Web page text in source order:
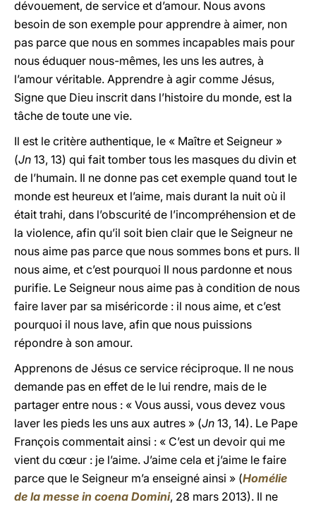
dévouement, de service et d’amour. Nous avons
besoin de son exemple pour apprendre à aimer, non
pas parce que nous en sommes incapables mais pour
nous éduquer nous-mêmes, les uns les autres, à
l’amour véritable. Apprendre à agir comme Jésus,
Signe que Dieu inscrit dans l’histoire du monde, est la
tâche de toute une vie.
Il est le critère authentique, le « Maître et Seigneur »
(Jn 13, 13) qui fait tomber tous les masques du divin et
de l’humain. Il ne donne pas cet exemple quand tout le
monde est heureux et l’aime, mais durant la nuit où il
était trahi, dans l’obscurité de l’incompréhension et de
la violence, afin qu’il soit bien clair que le Seigneur ne
nous aime pas parce que nous sommes bons et purs. Il
nous aime, et c’est pourquoi Il nous pardonne et nous
purifie. Le Seigneur nous aime pas à condition de nous
faire laver par sa miséricorde : il nous aime, et c’est
pourquoi il nous lave, afin que nous puissions
répondre à son amour.
Apprenons de Jésus ce service réciproque. Il ne nous
demande pas en effet de le lui rendre, mais de le
partager entre nous : « Vous aussi, vous devez vous
laver les pieds les uns aux autres » (Jn 13, 14). Le Pape
François commentait ainsi : « C’est un devoir qui me
vient du cœur : je l’aime. J’aime cela et j’aime le faire
parce que le Seigneur m’a enseigné ainsi » (Homélie
de la messe in coena Domini, 28 mars 2013). Il ne